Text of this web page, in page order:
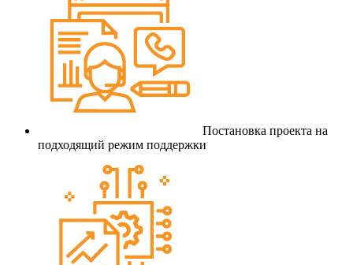
Постановка проекта на
подходящий режим поддержки